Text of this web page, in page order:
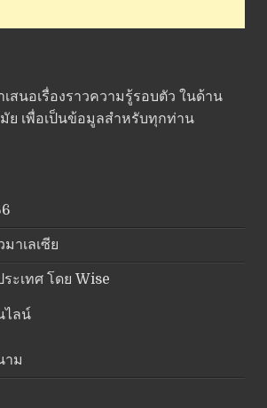
เสนอเรื่องราวความรู้รอบตัว ในด้าน
ย เพื่อเป็นข้อมูลสำหรับทุกท่าน
าเลเซีย
ะเทศ โดย Wise
ไลน์
าม